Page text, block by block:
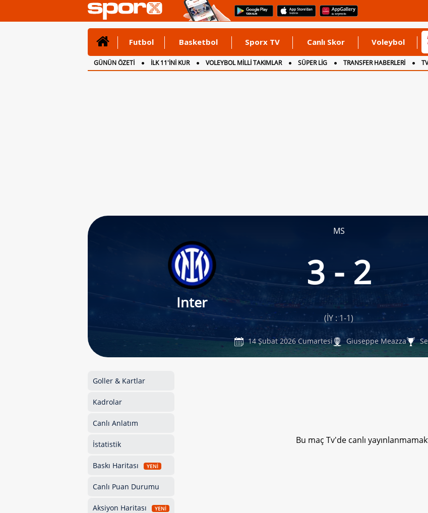
Futbol Basketbol Sporx TV Canlı Skor Voleybol
GÜNÜN ÖZETİ İLK 11'İNİ KUR VOLEYBOL MİLLİ TAKIMLAR SÜPER LİG TRANSFER HABERLERİ
CANLI ANLATIM
İNGİLTERE
MS
Inter
3 - 2
(İY : 1-1)
14 Şubat 2026 Cumartesi Giuseppe Meazza
Goller & Kartlar
Kadrolar
Canlı Anlatım
İstatistik
Baskı Haritası YENİ
Canlı Puan Durumu
Aksiyon Haritası YENİ
Bu maç Tv'de canlı